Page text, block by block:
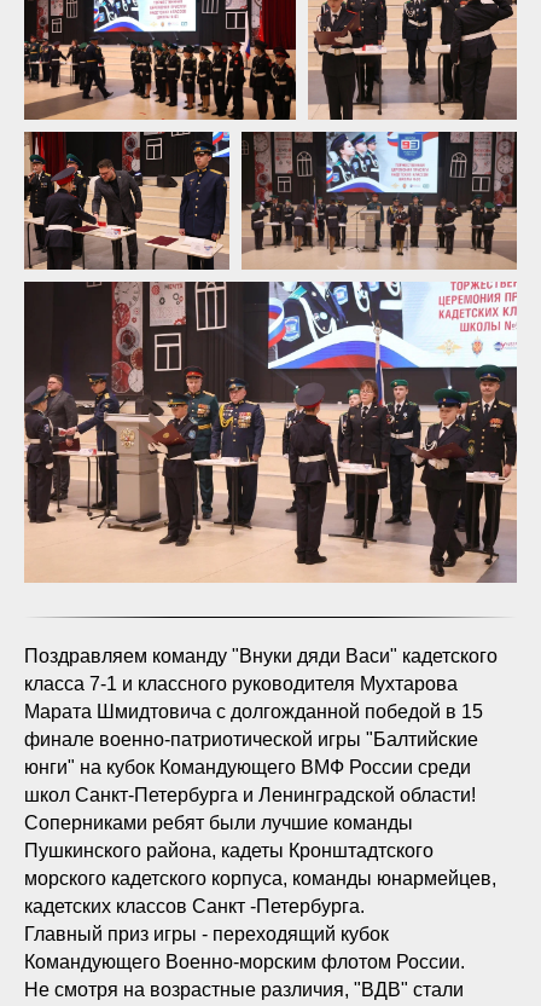
Поздравляем команду "Внуки дяди Васи" кадетского
класса 7-1 и классного руководителя Мухтарова
Марата Шмидтовича с долгожданной победой в 15
финале военно-патриотической игры "Балтийские
юнги" на кубок Командующего ВМФ России среди
школ Санкт-Петербурга и Ленинградской области!
Соперниками ребят были лучшие команды
Пушкинского района, кадеты Кронштадтского
морского кадетского корпуса, команды юнармейцев,
кадетских классов Санкт -Петербурга.
Главный приз игры - переходящий кубок
Командующего Военно-морским флотом России.
Не смотря на возрастные различия, "ВДВ" стали